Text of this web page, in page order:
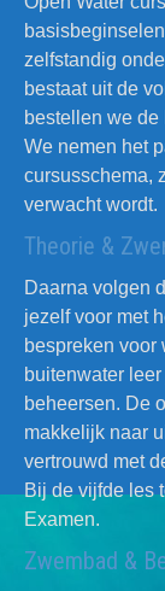
zelfstandig
bestaat uit de
bestellen we
We nemen het
cursusschema,
verwacht wordt.
Theorie &
Daarna volgen
jezelf voor met
bespreken voor
buitenwater
beheersen. De
makkelijk naar
vertrouwd met
Bij de vijfde les
Examen.
Zwembad &